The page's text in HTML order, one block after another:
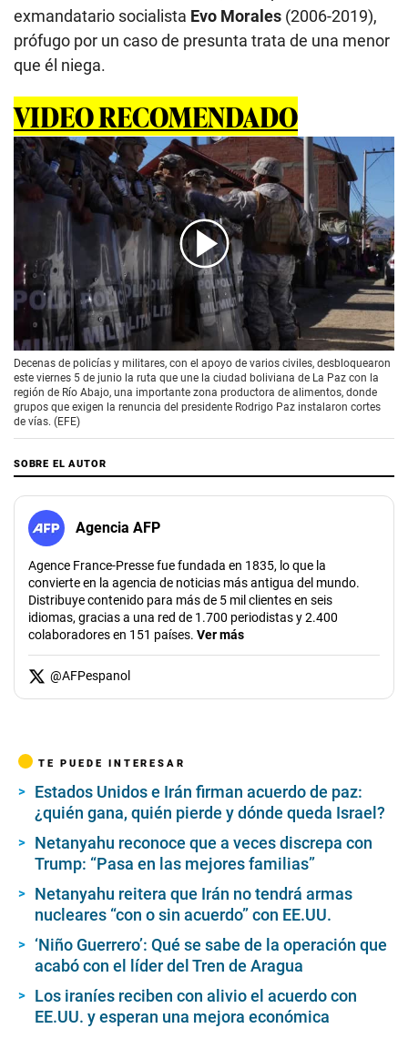
exmandatario socialista Evo Morales (2006-2019),
prófugo por un caso de presunta trata de una menor
que él niega.
VIDEO RECOMENDADO
00:00/01:30
Decenas de policías y militares, con el apoyo de varios civiles, desbloquearon
este viernes 5 de junio la ruta que une la ciudad boliviana de La Paz con la
región de Río Abajo, una importante zona productora de alimentos, donde
grupos que exigen la renuncia del presidente Rodrigo Paz instalaron cortes
de vías. (EFE)
SOBRE EL AUTOR
Agencia AFP
Agence France-Presse fue fundada en 1835, lo que la
convierte en la agencia de noticias más antigua del mundo.
Distribuye contenido para más de 5 mil clientes en seis
idiomas, gracias a una red de 1.700 periodistas y 2.400
colaboradores en 151 países. Ver más
@AFPespanol
TE PUEDE INTERESAR
Estados Unidos e Irán firman acuerdo de paz:
¿quién gana, quién pierde y dónde queda Israel?
Netanyahu reconoce que a veces discrepa con
Trump: “Pasa en las mejores familias”
Netanyahu reitera que Irán no tendrá armas
nucleares “con o sin acuerdo” con EE.UU.
‘Niño Guerrero’: Qué se sabe de la operación que
acabó con el líder del Tren de Aragua
Los iraníes reciben con alivio el acuerdo con
EE.UU. y esperan una mejora económica